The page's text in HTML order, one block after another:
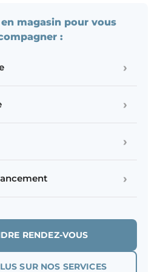
magasin pour vous
:
›
›
›
›
RENDEZ-VOUS
SUR NOS SERVICES